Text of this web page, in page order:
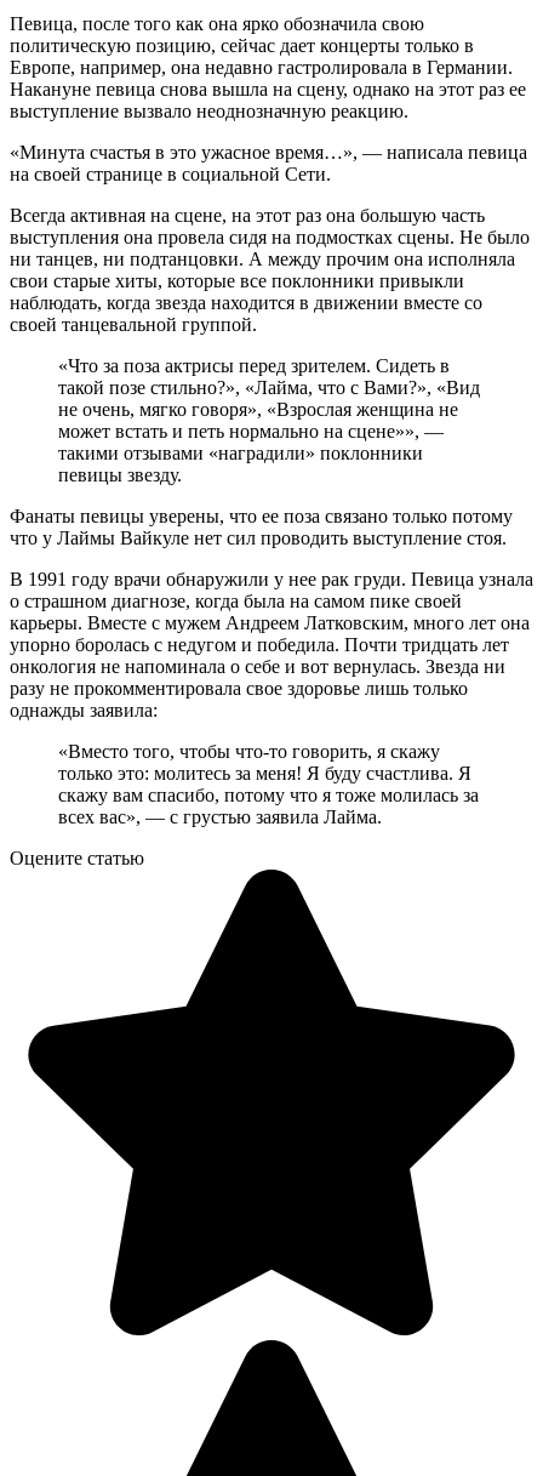
Певица, после того как она ярко обозначила свою
политическую позицию, сейчас дает концерты только в
Европе, например, она недавно гастролировала в Германии.
Накануне певица снова вышла на сцену, однако на этот раз ее
выступление вызвало неоднозначную реакцию.
«Минута счастья в это ужасное время…», — написала певица
на своей странице в социальной Сети.
Всегда активная на сцене, на этот раз она большую часть
выступления она провела сидя на подмостках сцены. Не было
ни танцев, ни подтанцовки. А между прочим она исполняла
свои старые хиты, которые все поклонники привыкли
наблюдать, когда звезда находится в движении вместе со
своей танцевальной группой.
«Что за поза актрисы перед зрителем. Сидеть в
такой позе стильно?», «Лайма, что с Вами?», «Вид
не очень, мягко говоря», «Взрослая женщина не
может встать и петь нормально на сцене»», —
такими отзывами «наградили» поклонники
певицы звезду.
Фанаты певицы уверены, что ее поза связано только потому
что у Лаймы Вайкуле нет сил проводить выступление стоя.
В 1991 году врачи обнаружили у нее рак груди. Певица узнала
о страшном диагнозе, когда была на самом пике своей
карьеры. Вместе с мужем Андреем Латковским, много лет она
упорно боролась с недугом и победила. Почти тридцать лет
онкология не напоминала о себе и вот вернулась. Звезда ни
разу не прокомментировала свое здоровье лишь только
однажды заявила:
«Вместо того, чтобы что-то говорить, я скажу
только это: молитесь за меня! Я буду счастлива. Я
скажу вам спасибо, потому что я тоже молилась за
всех вас», — с грустью заявила Лайма.
Оцените статью